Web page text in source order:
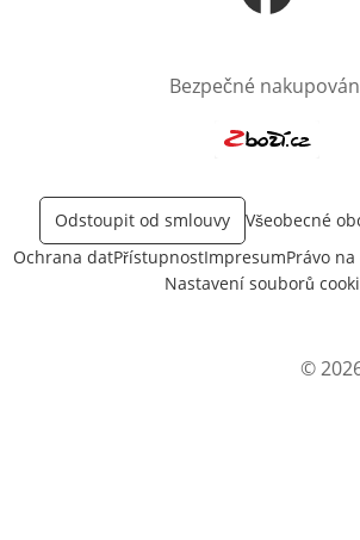
Otevře v
Bezpečné
Odstoupit od smlouvy
Všeobecné
Ochrana datPřístupnostImpresumPrávo
Nastavení souborů
©